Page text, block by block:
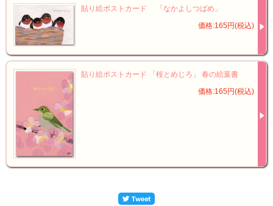
貼り絵ポストカード 「なかよしつばめ」
価格:165円(税込)
貼り絵ポストカード 「桜とめじろ」 春の絵葉書
価格:165円(税込)